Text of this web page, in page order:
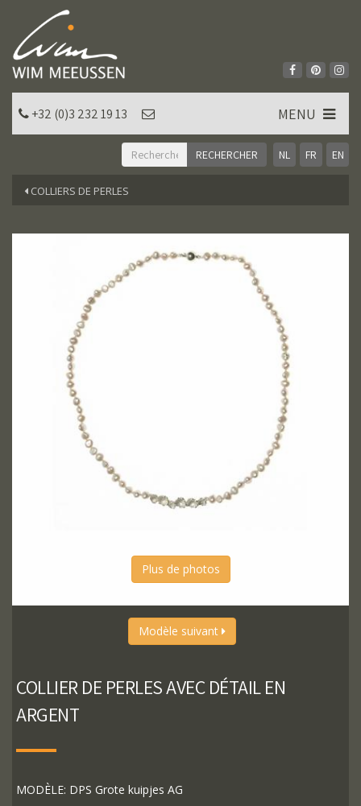
NL FR EN
+32 (0)3 232 19 13 MENU
COLLIERS DE PERLES
Plus de photos
Modèle suivant
COLLIER DE PERLES AVEC DÉTAIL EN
ARGENT
MODÈLE: DPS Grote kuipjes AG